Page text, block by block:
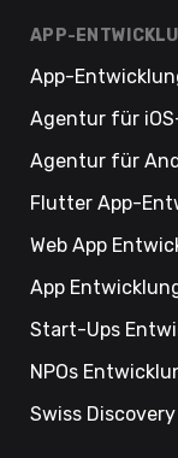
APP-
App-
Agentur für
Agentur für
Flutter App-
Web App
App
Start-Ups
NPOs
Swiss